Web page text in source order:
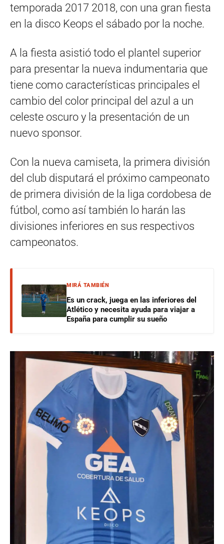
temporada 2017 2018, con una gran fiesta
en la disco Keops el sábado por la noche.
A la fiesta asistió todo el plantel superior
para presentar la nueva indumentaria que
tiene como características principales el
cambio del color principal del azul a un
celeste oscuro y la presentación de un
nuevo sponsor.
Con la nueva camiseta, la primera división
del club disputará el próximo campeonato
de primera división de la liga cordobesa de
fútbol, como así también lo harán las
divisiones inferiores en sus respectivos
campeonatos.
MIRÁ TAMBIÉN
Es un crack, juega en las inferiores del
Atlético y necesita ayuda para viajar a
España para cumplir su sueño